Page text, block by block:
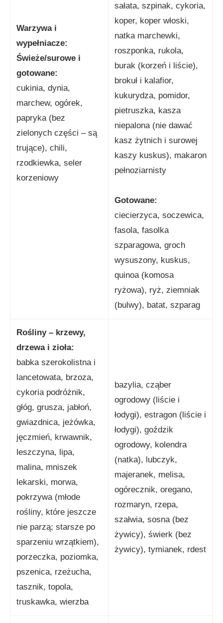
Warzywa i
wypełniacze:
Świeże/surowe i
gotowane:
cukinia, dynia,
marchew, ogórek,
papryka (bez
zielonych części – są
trujące), chili,
rzodkiewka, seler
korzeniowy
sałata, szpinak, cykoria,
koper, koper włoski,
natka marchewki,
roszponka, rukola,
burak (korzeń i liście),
brokuł i kalafior,
kukurydza, pomidor,
pietruszka, kasza
niepalona (nie dawać
kasz żytnich i surowej
kaszy kuskus), makaron
pełnoziarnisty
Gotowane:
ciecierzyca, soczewica,
fasola, fasolka
szparagowa, groch
wysuszony, kuskus,
quinoa (komosa
ryżowa), ryż, ziemniak
(bulwy), batat, szparag
Rośliny – krzewy,
drzewa i zioła:
babka szerokolistna i
lancetowata, brzoza,
cykoria podróżnik,
głóg, grusza, jabłoń,
gwiazdnica, jeżówka,
jęczmień, krwawnik,
leszczyna, lipa,
malina, mniszek
lekarski, morwa,
pokrzywa (młode
rośliny, które jeszcze
nie parzą; starsze po
sparzeniu wrzątkiem),
porzeczka, poziomka,
pszenica, rzeżucha,
tasznik, topola,
truskawka, wierzba
bazylia, cząber
ogrodowy (liście i
łodygi), estragon (liście i
łodygi), goździk
ogrodowy, kolendra
(natka), lubczyk,
majeranek, melisa,
ogórecznik, oregano,
rozmaryn, rzepa,
szałwia, sosna (bez
żywicy), świerk (bez
żywicy), tymianek, rdest